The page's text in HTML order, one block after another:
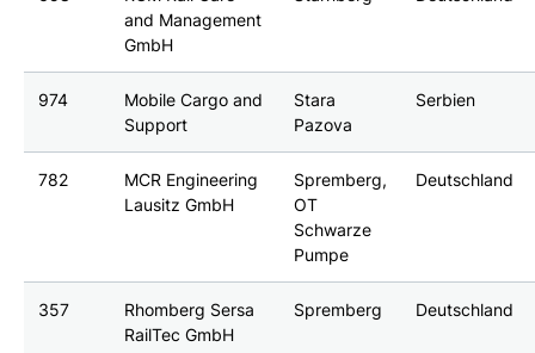
and Management
GmbH
974
Mobile Cargo and
Support
Stara
Pazova
Serbien
782
MCR Engineering
Lausitz GmbH
Spremberg,
OT
Schwarze
Pumpe
Deutschland
357
Rhomberg Sersa
RailTec GmbH
Spremberg Deutschland